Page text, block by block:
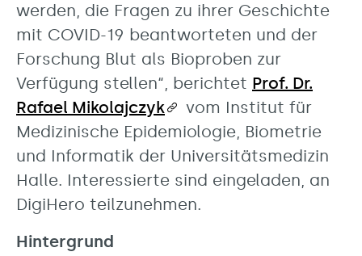
werden, die Fragen zu ihrer Geschichte
mit COVID-19 beantworteten und der
Forschung Blut als Bioproben zur
Verfügung stellen“, berichtet Prof. Dr.
Rafael Mikolajczyk
vom Institut für
Medizinische Epidemiologie, Biometrie
und Informatik der Universitätsmedizin
Halle. Interessierte sind eingeladen, an
DigiHero teilzunehmen.
Hintergrund